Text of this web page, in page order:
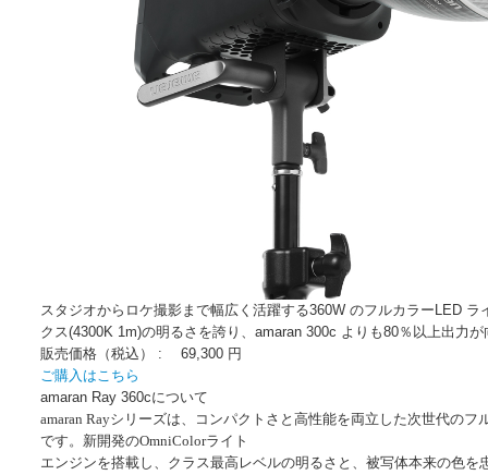
スタジオからロケ撮影まで幅広く活躍する360W のフルカラーLED ラ
クス(4300K 1m)の明るさを誇り、amaran 300c よりも80％以上出力が
販売価格（税込） :
69,300 円
ご購入はこちら
amaran Ray 360cについて
amaran Rayシリーズは、コンパクトさと高性能を両立した次世代のフ
です。新開発のOmniColorライト
エンジンを搭載し、クラス最高レベルの明るさと、被写体本来の色を